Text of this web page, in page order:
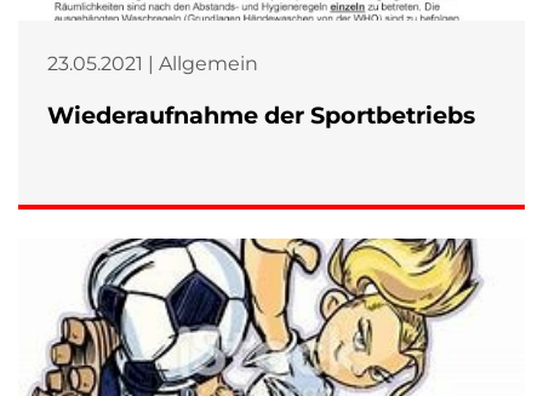
23.05.2021 | Allgemein
Wiederaufnahme der Sportbetriebs